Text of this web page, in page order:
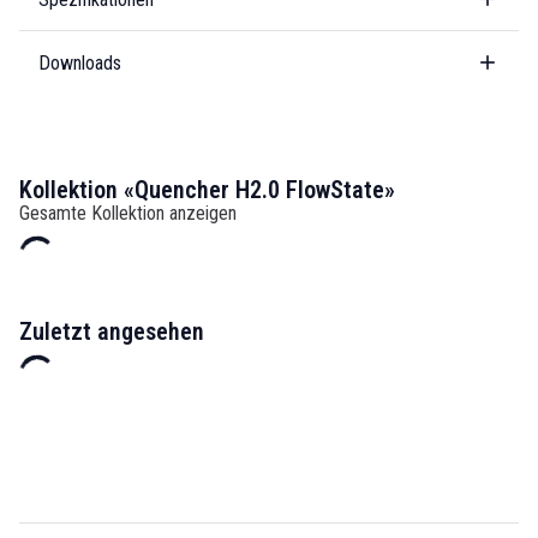
Downloads
Kollektion «Quencher H2.0 FlowState»
Gesamte Kollektion anzeigen
Zuletzt angesehen